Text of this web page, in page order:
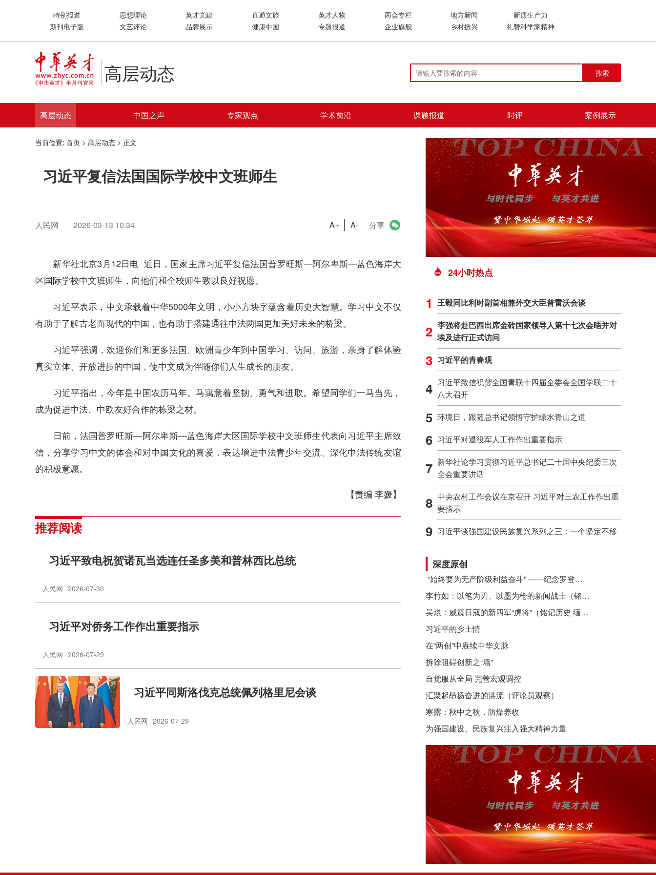
特别报道 思想理论 英才党建 直通文旅 英才人物 两会专栏 地方新闻
新质生产力
期刊电子版
文艺评论 品牌展示 健康中国 专题报道 企业旗舰 乡村振兴 礼赞科学家精神
高层动态 搜索
高层动态 中国之声 专家观点 学术前沿 课题报道 时评 案例展示
当前位置: 首页 > 高层动态 > 正文
习近平复信法国国际学校中文班师生
人民网 2026-03-13 10:34 A+ A- 分享
新华社北京3月12日电 近日，国家主席习近平复信法国普罗旺斯—阿尔卑斯—蓝色海岸大
区国际学校中文班师生，向他们和全校师生致以良好祝愿。
习近平表示，中文承载着中华5000年文明，小小方块字蕴含着历史大智慧。学习中文不仅
有助于了解古老而现代的中国，也有助于搭建通往中法两国更加美好未来的桥梁。
习近平强调，欢迎你们和更多法国、欧洲青少年到中国学习、访问、旅游，亲身了解体验
真实立体、开放进步的中国，使中文成为伴随你们人生成长的朋友。
习近平指出，今年是中国农历马年。马寓意着坚韧、勇气和进取。希望同学们一马当先，
成为促进中法、中欧友好合作的栋梁之材。
日前，法国普罗旺斯—阿尔卑斯—蓝色海岸大区国际学校中文班师生代表向习近平主席致
信，分享学习中文的体会和对中国文化的喜爱，表达增进中法青少年交流、深化中法传统友谊
的积极意愿。
【责编 李媛】
推荐阅读
习近平致电祝贺诺瓦当选连任圣多美和普林西比总统
人民网 2026-07-30
习近平对侨务工作作出重要指示
人民网 2026-07-29
习近平同斯洛伐克总统佩列格里尼会谈
人民网 2026-07-29
24小时热点
1 王毅同比利时副首相兼外交大臣普雷沃会谈
2 李强将赴巴西出席金砖国家领导人第十七次会晤并对
埃及进行正式访问
3 习近平的青春观
4 习近平致信祝贺全国青联十四届全委会全国学联二十
八大召开
5 环境日，跟随总书记领悟守护绿水青山之道
6 习近平对退役军人工作作出重要指示
7 新华社论学习贯彻习近平总书记二十届中央纪委三次
全会重要讲话
8 中央农村工作会议在京召开 习近平对三农工作作出重
要指示
9 习近平谈强国建设民族复兴系列之三：一个坚定不移
深度原创
​ “始终要为无产阶级利益奋斗” ——纪念罗登贤同志诞辰120周年
李竹如：以笔为刃、以墨为枪的新闻战士（铭记历史 缅怀先烈·抗日英雄）
吴焜：威震日寇的新四军“虎将”（铭记历史 缅怀先烈·抗日英雄）
习近平的乡土情
在“两创”中赓续中华文脉
拆除阻碍创新之“墙”
自觉服从全局 完善宏观调控
汇聚起昂扬奋进的洪流（评论员观察）
寒露：秋中之秋，防燥养收
为强国建设、民族复兴注入强大精神力量